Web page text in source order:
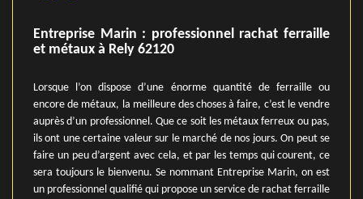
Entreprise Marin : professionnel rachat ferraille
et métaux à Rely 62120
Lorsque l’on dispose d’une énorme quantité de ferraille ou
encore de métaux, la meilleure des choses à faire, c’est le vendre
auprès d’un professionnel. Que ce soit les métaux ferreux ou pas,
ils ont une certaine valeur sur le marché de nos jours. On peut se
faire un peu d’argent avec cela, et par les temps qui courent, ce
sera toujours le bienvenu. Se nommant Entreprise Marin, on est
un professionnel qualifié qui propose un service de rachat ferraille